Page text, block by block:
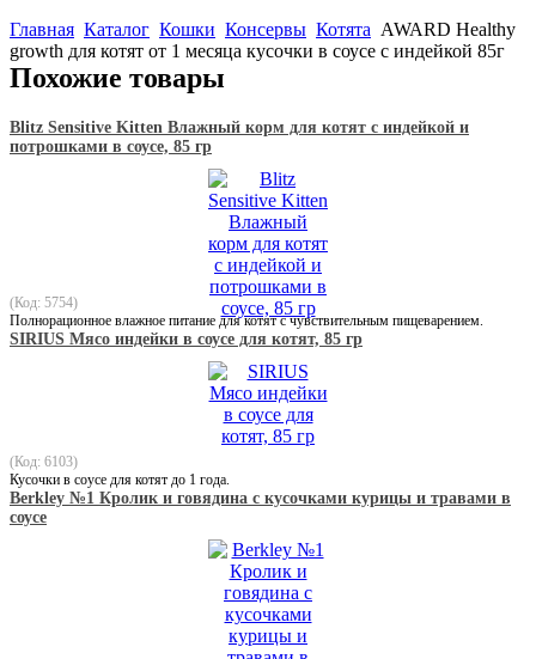
Главная Каталог Кошки Консервы Котята AWARD Healthy
growth для котят от 1 месяца кусочки в соусе с индейкой 85г
Похожие товары
Blitz Sensitive Kitten Влажный корм для котят с индейкой и
потрошками в соусе, 85 гр
(Код: 5754)
Полнорационное влажное питание для котят с чувствительным пищеварением.
SIRIUS Мясо индейки в соусе для котят, 85 гр
(Код: 6103)
Кусочки в соусе для котят до 1 года.
Berkley №1 Кролик и говядина с кусочками курицы и травами в
соусе